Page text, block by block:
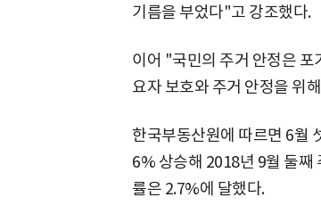
기름을 부었다"고 강조했다.
이어 "국민의 주거 안정은
요자 보호와 주거 안정을 위
한국부동산원에 따르면 6월
6% 상승해 2018년 9월 둘째
률은 2.7%에 달했다.